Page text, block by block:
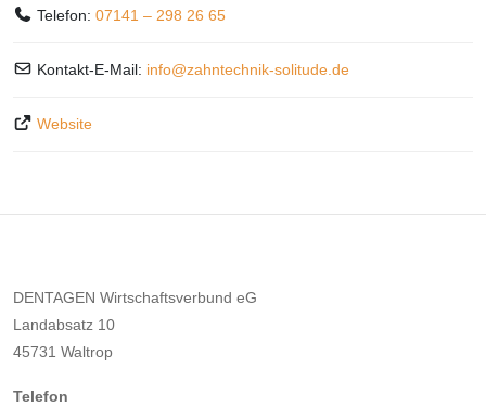
Telefon:07141 – 298 26 65
Kontakt-E-Mail: info@zahntechnik-solitude.de
Website
DENTAGEN Wirtschaftsverbund eG
Landabsatz 10
45731 Waltrop
Telefon